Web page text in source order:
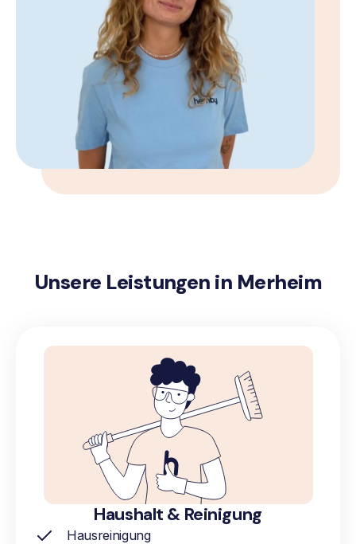
Unsere Leistungen in Merheim
Haushalt & Reinigung
Hausreinigung